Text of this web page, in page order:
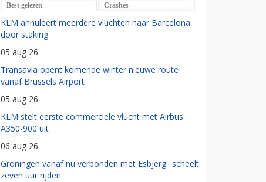
Best gelezen Crashes
KLM annuleert meerdere vluchten naar Barcelona
door staking
05 aug 26
Transavia opent komende winter nieuwe route
vanaf Brussels Airport
05 aug 26
KLM stelt eerste commerciële vlucht met Airbus
A350-900 uit
06 aug 26
Groningen vanaf nu verbonden met Esbjerg: 'scheelt
zeven uur rijden'